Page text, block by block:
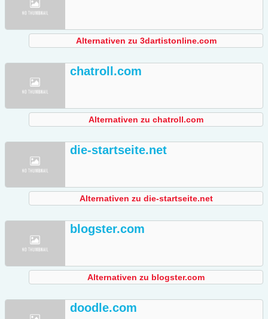
Alternativen zu 3dartistonline.com
chatroll.com
Alternativen zu chatroll.com
die-startseite.net
Alternativen zu die-startseite.net
blogster.com
Alternativen zu blogster.com
doodle.com